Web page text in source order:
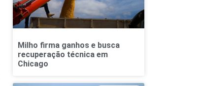
Milho firma ganhos e busca
recuperação técnica em
Chicago